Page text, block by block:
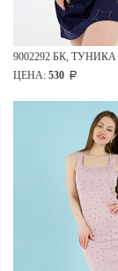
9002292 БК, ТУНИКА
ЦЕНА: 530